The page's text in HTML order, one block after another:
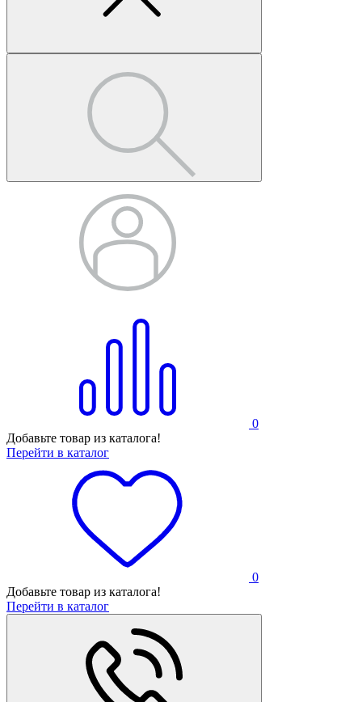
0
Добавьте товар из каталога!
Перейти в каталог
0
Добавьте товар из каталога!
Перейти в каталог